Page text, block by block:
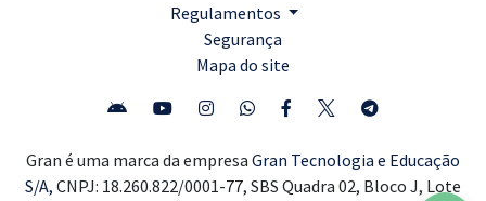
Regulamentos
Segurança
Mapa do site
Gran é uma marca da empresa Gran Tecnologia e Educação
S/A, CNPJ: 18.260.822/0001-77, SBS Quadra 02, Bloco J, Lote